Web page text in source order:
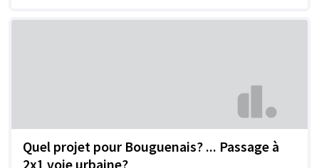
Quel projet pour Bouguenais? ... Passage à
2x1 voie urbaine?